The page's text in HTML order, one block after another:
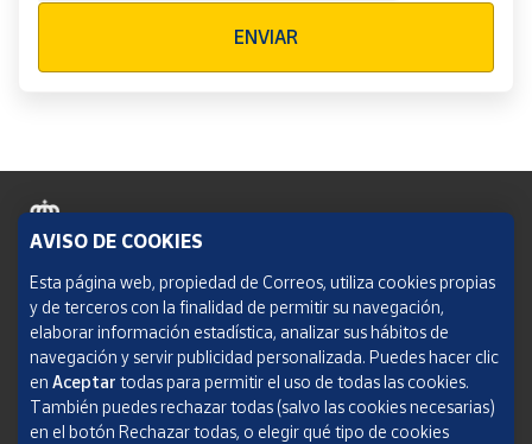
ENVIAR
Política de cookies
Aviso legal
Condiciones del servicio
Política de Privacidad Web
AVISO DE COOKIES
Esta página web, propiedad de Correos, utiliza cookies propias
y de terceros con la finalidad de permitir su navegación,
elaborar información estadística, analizar sus hábitos de
navegación y servir publicidad personalizada. Puedes hacer clic
en Aceptar todas para permitir el uso de todas las cookies.
También puedes rechazar todas (salvo las cookies necesarias)
en el botón Rechazar todas, o elegir qué tipo de cookies